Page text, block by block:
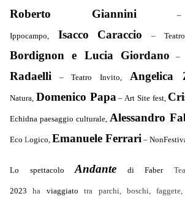
Roberto Giannini –
Ippocampo, Isacco Caraccio –
Bordignon e Lucia Giordano –
Radaelli – Teatro Invito,
Natura, Domenico Papa – Art Site fest,
Echidna paesaggio culturale, Alessandro
Eco Logico, Emanuele Ferrari –
Lo spettacolo Andante di Faber
2023 ha viaggiatotra parchi, boschi,